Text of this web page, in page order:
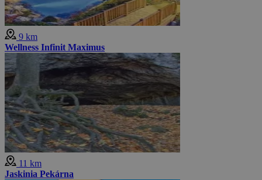
9 km
Wellness Infinit Maximus
11 km
Jaskinia Pekárna